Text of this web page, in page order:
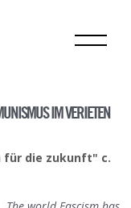
IM VERIETEN
für die zukunft" c.